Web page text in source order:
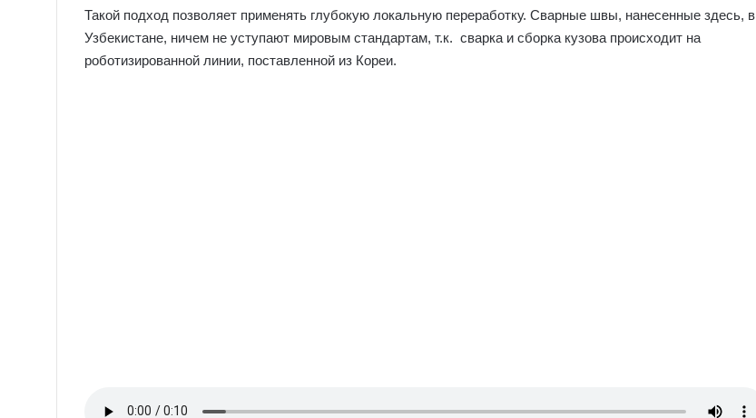
Такой подход позволяет применять глубокую локальную переработку. Сварные швы, нанесенные здесь, в
Узбекистане, ничем не уступают мировым стандартам, т.к. сварка и сборка кузова происходит на
роботизированной линии, поставленной из Кореи.